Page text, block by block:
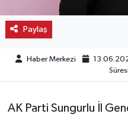
Paylaş
Haber Merkezi
AK Parti Sungurlu İl
Laçin
Mecitözü
Oğuzlar
Ortaköy